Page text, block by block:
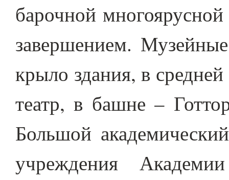
барочной
завершением.
крыло здания, в
театр, в башне –
Большой
учреждения